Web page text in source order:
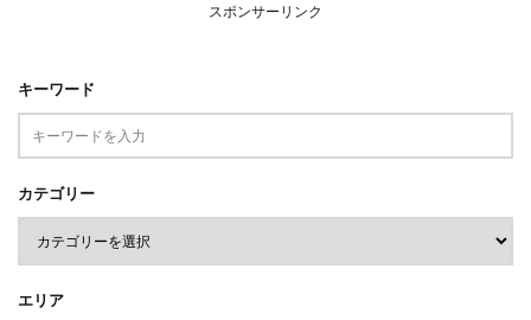
スポンサーリンク
キーワード
カテゴリー
エリア